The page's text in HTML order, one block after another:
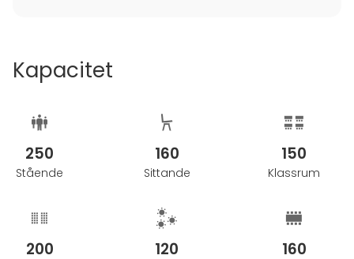
Kapacitet
250
Stående
160
Sittande
150
Klassrum
200 120 160